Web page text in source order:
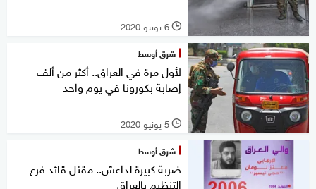
l 6 يونيو 2020
شرق أوسط
لأول مرة في العراق.. أكثر من ألف
إصابة بكورونا في يوم واحد
l 5 يونيو 2020
شرق أوسط
ضربة كبيرة لداعش.. مقتل قائد فرع
التنظيم بالعراق